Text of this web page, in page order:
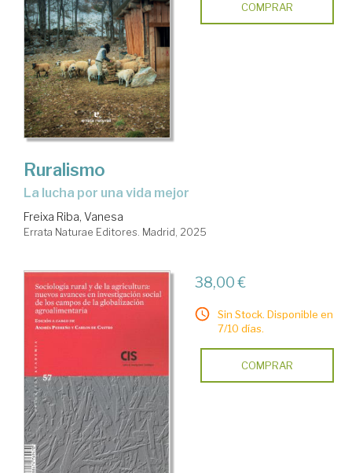
COMPRAR
Ruralismo
La lucha por una vida mejor
Freixa Riba, Vanesa
Errata Naturae Editores. Madrid, 2025
38,00 €
Sin Stock. Disponible en
7/10 días.
COMPRAR